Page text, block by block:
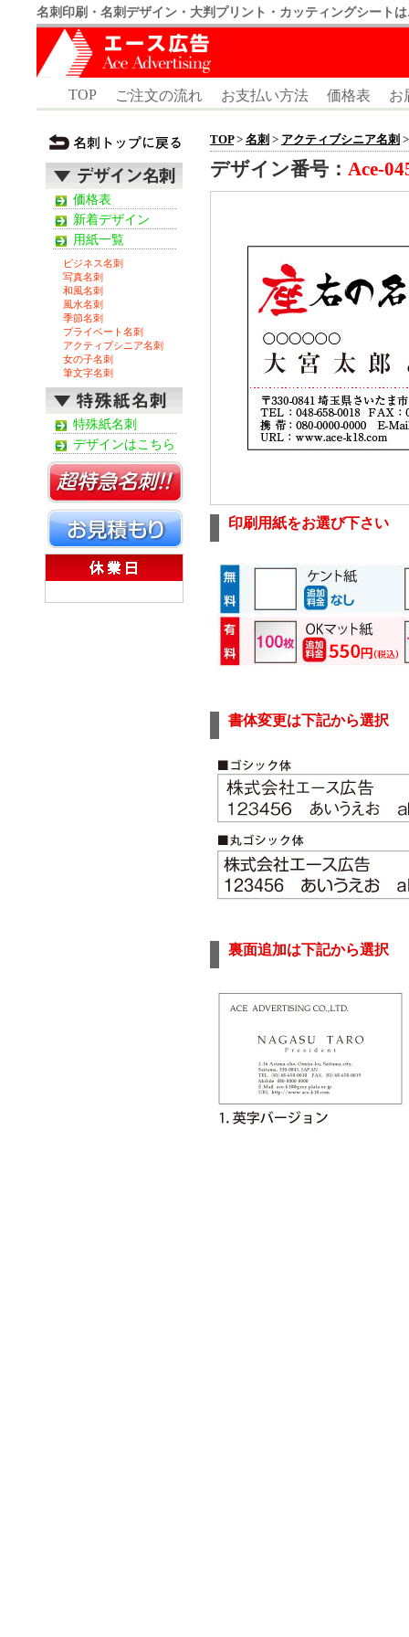
名刺印刷・名刺デザイン・大判プリント・カッティングシート
TOP ご注文の流れ お支払い方法 価格表 お
価格表
新着デザイン
用紙一覧
ビジネス名刺
写真名刺
和風名刺
風水名刺
季節名刺
プライベート名刺
アクティブシニア名刺
女の子名刺
筆文字名刺
特殊紙名刺
デザインはこちら
TOP> 名刺 > アクティブシニア名刺
デザイン番号： Ace-
印刷用紙をお選び下さい
書体変更は下記から選択
裏面追加は下記から選択